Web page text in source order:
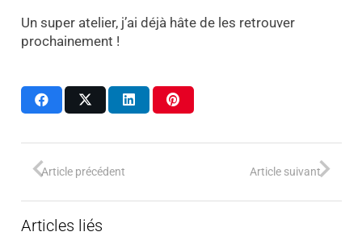
Un super atelier, j’ai déjà hâte de les retrouver
prochainement !
Article précédent Article suivant
Articles liés